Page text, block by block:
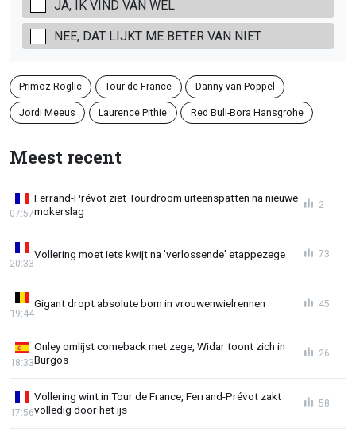
JA, IK VIND VAN WEL
NEE, DAT LIJKT ME BETER VAN NIET
Primoz Roglic Tour de France Danny van Poppel
Jordi Meeus Laurence Pithie Red Bull-Bora Hansgrohe
Meest recent
Ferrand-Prévot ziet Tourdroom uiteenspatten na nieuwe
mokerslag
07:57
2
Vollering moet iets kwijt na 'verlossende' etappezege
20:33
73
Gigant dropt absolute bom in vrouwenwielrennen
19:44
45
Onley omlijst comeback met zege, Widar toont zich in
Burgos
18:33
26
Vollering wint in Tour de France, Ferrand-Prévot zakt
volledig door het ijs
17:56
58